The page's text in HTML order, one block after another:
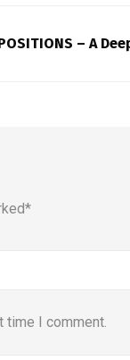
– A
time I comment.